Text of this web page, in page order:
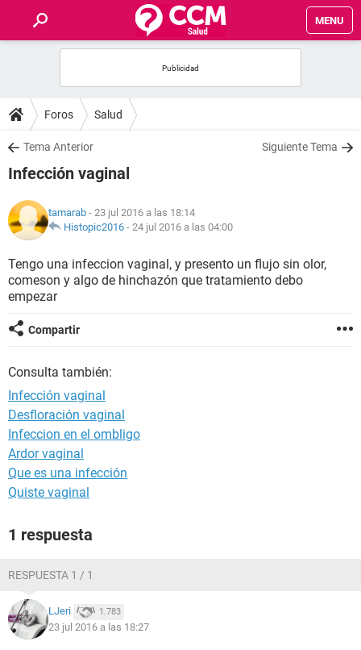
MENU
FOROS
SALUD
NUTRICIÓN
BIENESTAR
Foros Salud
Tema Anterior Siguiente Tema
Infección vaginal
tamarab - 23 jul 2016 a las 18:14
Histopic2016 - 24 jul 2016 a las 04:00
Tengo una infeccion vaginal, y presento un flujo sin olor,
comeson y algo de hinchazón que tratamiento debo
empezar
Compartir
Consulta también:
Infección vaginal
Desfloración vaginal
Infeccion en el ombligo
Ardor vaginal
Que es una infección
Quiste vaginal
1 respuesta
RESPUESTA 1 / 1
LJeri 1.783
23 jul 2016 a las 18:27